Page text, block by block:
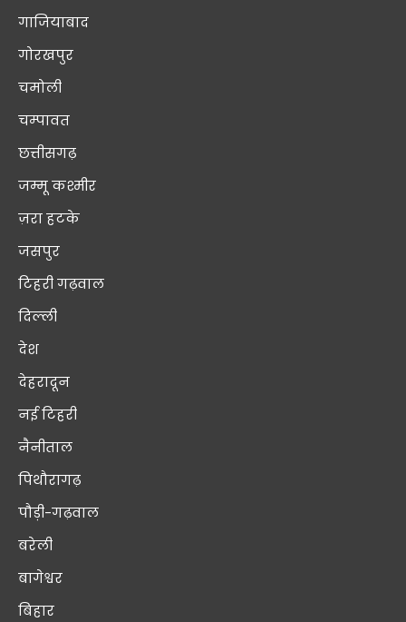
गाजियाबाद
गोरखपुर
चमोली
चम्पावत
छत्तीसगढ़
जम्मू कश्मीर
ज़रा हटके
जसपुर
टिहरी गढ़वाल
दिल्ली
देश
देहरादून
नई टिहरी
नैनीताल
पिथौरागढ़
पौड़ी-गढ़वाल
बरेली
बागेश्वर
बिहार